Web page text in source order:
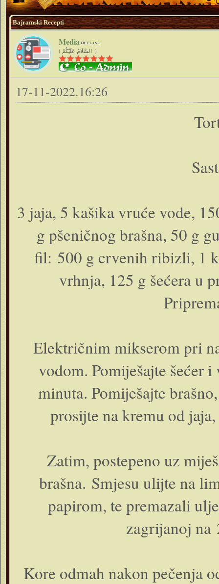
Bajramski Recepti
Media
( ٱلسَّلَامُ عَلَيْكُمْ )
17-11-2022.16:26
3 jaja, 5 kašika vruće vode,
g pšeničnog brašna, 50 g
fil: 500 g crvenih ribizli, 1
vrhnja, 125 g šećera u
Električnim mikserom pri
vodom. Pomiješajte šećer
minuta. Pomiješajte
prosijte na kremu od
Zatim, postepeno uz
brašna. Smjesu ulijte na
papirom, te premazali
zagrijanoj na
Kore odmah nakon pečenja